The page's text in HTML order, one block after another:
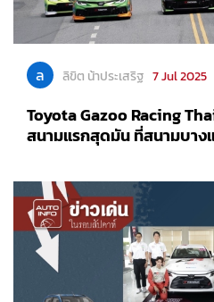
ล ลิขิต น้าประเสริฐ 7 Jul 2025
Toyota Gazoo Racing
สนามแรกสุดมัน ที่สนามบาง